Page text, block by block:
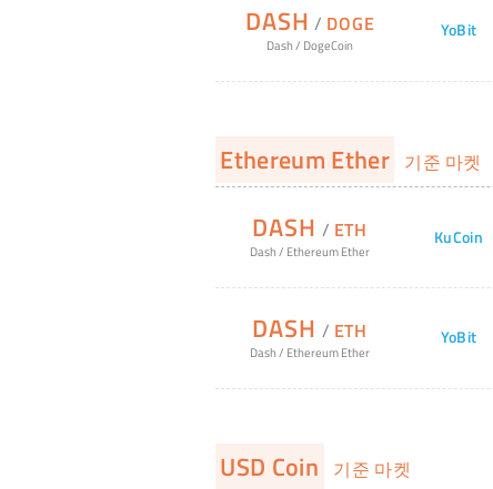
DASH / DOGE
Dash/ DogeCoin
YoBit
Ethereum Ether 기준 마켓
DASH / ETH
Dash/ Ethereum Ether
KuCoin
DASH / ETH
Dash/ Ethereum Ether
YoBit
USD Coin 기준 마켓